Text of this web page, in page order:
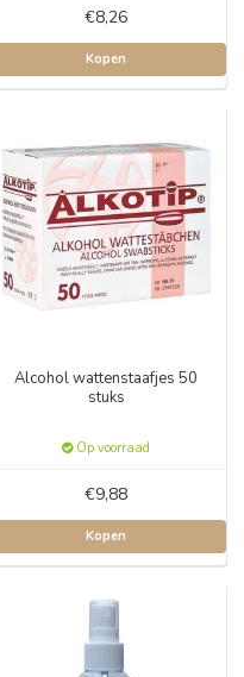
€8,26
Kopen
Alcohol wattenstaafjes 50
stuks
Op voorraad
€9,88
Kopen